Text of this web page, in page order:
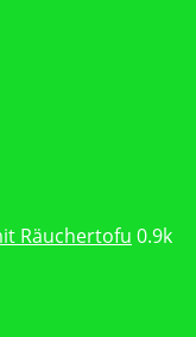
Räuchertofu 0.9k